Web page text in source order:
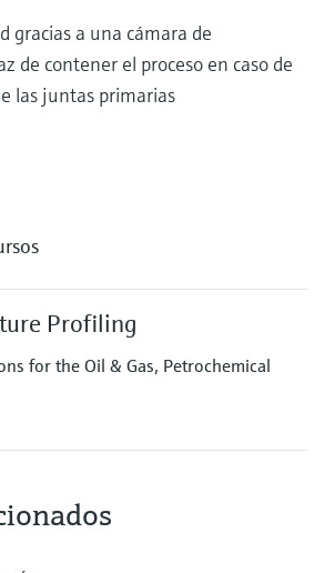
gracias a una cámara de
de contener el proceso en caso de
las juntas primarias
Profiling
for the Oil & Gas, Petrochemical